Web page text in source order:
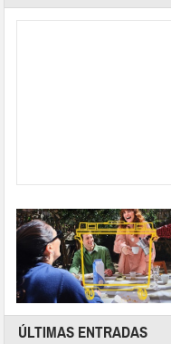
ÚLTIMAS ENTRADAS